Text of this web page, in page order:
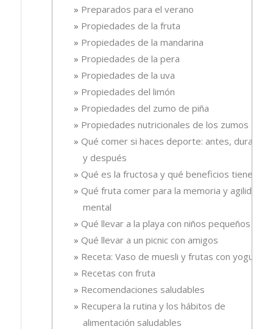
Preparados para el verano
Propiedades de la fruta
Propiedades de la mandarina
Propiedades de la pera
Propiedades de la uva
Propiedades del limón
Propiedades del zumo de piña
Propiedades nutricionales de los zumos
Qué comer si haces deporte: antes, durante
y después
Qué es la fructosa y qué beneficios tiene
Qué fruta comer para la memoria y agilidad
mental
Qué llevar a la playa con niños pequeños
Qué llevar a un picnic con amigos
Receta: Vaso de muesli y frutas con yogur.
Recetas con fruta
Recomendaciones saludables
Recupera la rutina y los hábitos de
alimentación saludables